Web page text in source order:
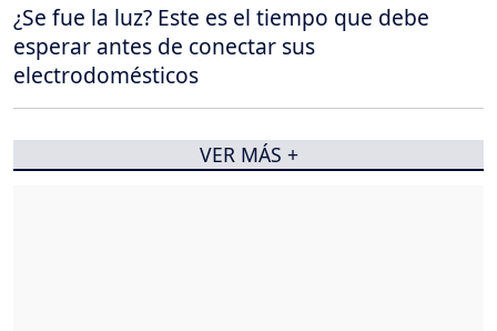
¿Se fue la luz? Este es el tiempo que debe
esperar antes de conectar sus
electrodomésticos
VER MÁS +